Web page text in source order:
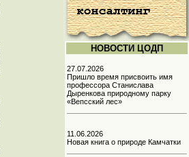
НОВОСТИ ЦОДП
27.07.2026
Пришло время присвоить имя
профессора Станислава
Дыренкова природному парку
«Вепсский лес»
11.06.2026
Новая книга о природе Камчатки